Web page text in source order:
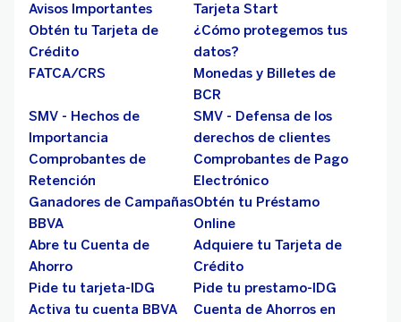
Avisos Importantes
Tarjeta Start
Obtén tu Tarjeta de
Crédito
¿Cómo protegemos tus
datos?
FATCA/CRS
Monedas y Billetes de
BCR
SMV - Hechos de
Importancia
SMV - Defensa de los
derechos de clientes
Comprobantes de
Retención
Comprobantes de Pago
Electrónico
Ganadores de Campañas
BBVA
Obtén tu Préstamo
Online
Abre tu Cuenta de
Ahorro
Adquiere tu Tarjeta de
Crédito
Pide tu tarjeta-IDG
Pide tu prestamo-IDG
Activa tu cuenta BBVA
Cuenta de Ahorros en